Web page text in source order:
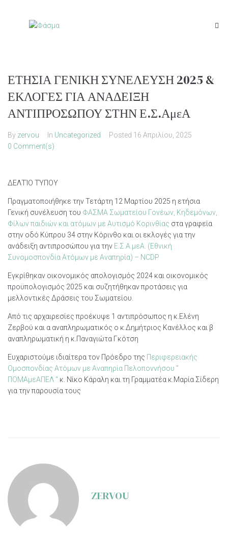
ΕΤΗΣΙΑ ΓΕΝΙΚΗ ΣΥΝΕΛΕΥΣΗ 2025 &
ΕΚΛΟΓΕΣ ΓΙΑ ΑΝΑΔΕΙΞΗ
ΑΝΤΙΠΡΟΣΩΠΟΥ ΣΤΗΝ Ε.Σ.ΑμεΑ
By zervou In Uncategorized Posted 16 Απριλίου, 2025
0 Comment(s)
ΔΕΛΤΊΟ ΤΎΠΟΥ
Πραγματοποιήθηκε την Τετάρτη 12 Μαρτίου 2025 η ετήσια
Γενική συνέλευση του ΦΑΣΜΑ Σωματείου Γονέων, Κηδεμόνων,
Φίλων παιδιών και ατόμων με Αυτισμό Κορινθίας στα γραφεία
στην οδό Κύπρου 34 στην Κόρινθο και οι εκλογές για την
ανάδειξη αντιπροσώπου για την Ε.Σ.Α.μεΑ. (Εθνική
Συνομοσπονδία Ατόμων με Αναπηρία) – NCDP
Εγκρίθηκαν οικονομικός απολογισμός 2024 και οικονομικός
προϋπολογισμός 2025 και συζητήθηκαν προτάσεις για
μελλοντικές Δράσεις του Σωματείου.
Από τις αρχαιρεσίες προέκυψε 1 αντιπρόσωπος η κ.Ελένη
Ζερβού και α αναπληρωματικός ο κ.Δημήτριος Κανέλλος και β
αναπληρωματική η κ.Παναγιώτα Γκότση
Ευχαριστούμε ιδιαίτερα τον Πρόεδρο της Περιφερειακής
Ομοσπονδίας Ατόμων με Αναπηρία Πελοποννήσου ”
ΠΟΜΑμεΑΠΕΛ “ κ. Νίκο Κάραλη και τη Γραμματέα κ.Μαρία Σίδερη
για την παρουσία τους
ZERVOU